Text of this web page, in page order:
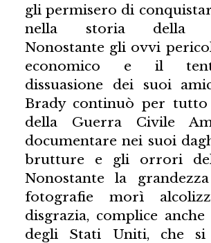
gli permisero di
nella storia della
Nonostante gli ovvi
economico e il
dissuasione dei suoi
Brady continuò per
della Guerra Civile
documentare nei suoi
brutture e gli orrori
Nonostante la
fotografie morì
disgrazia, complice
degli Stati Uniti, che